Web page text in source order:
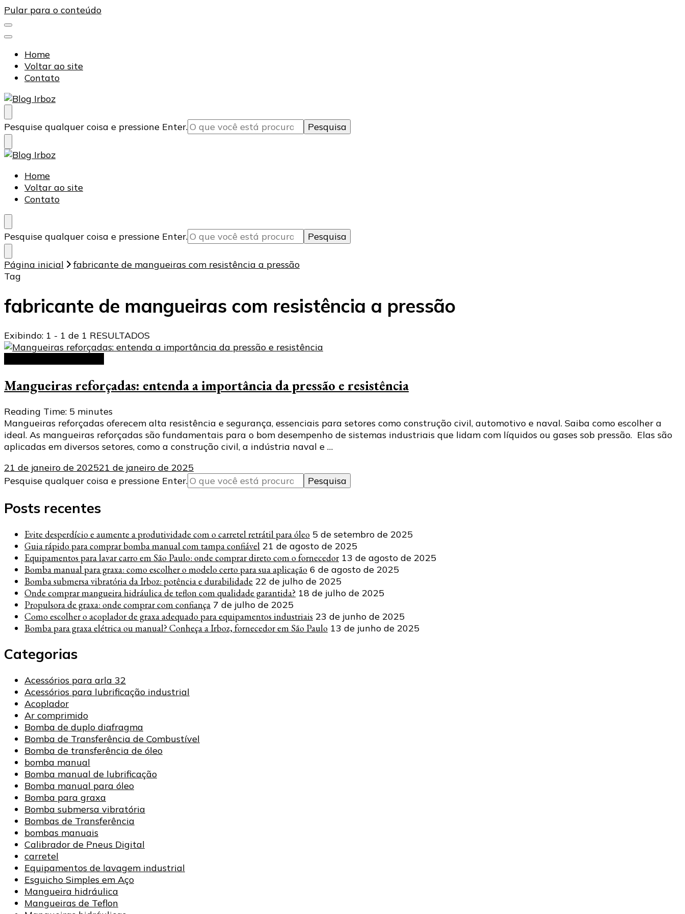
Pular para o conteúdo
Home
Voltar ao site
Contato
Blog Irboz
Blog de Lubrificação Industrial
Procurando
algo?
Pesquise qualquer coisa e pressione Enter.
Blog Irboz
Blog de Lubrificação Industrial
Home
Voltar ao site
Contato
Procurando
algo?
Pesquise qualquer coisa e pressione Enter.
Página inicial
fabricante de mangueiras com resistência a pressão
Tag
fabricante de mangueiras com resistência a pressão
Exibindo: 1 - 1 de 1 RESULTADOS
Mangueiras reforçadas: entenda a importância da pressão e resistência
Reading Time: 5 minutes
Mangueiras reforçadas oferecem alta resistência e segurança, essenciais para setores como construção civil, automotivo e naval. Saiba como escolher a
ideal. As mangueiras reforçadas são fundamentais para o bom desempenho de sistemas industriais que lidam com líquidos ou gases sob pressão. Elas são
aplicadas em diversos setores, como a construção civil, a indústria naval e …
21 de janeiro de 202521 de janeiro de 2025
Procurando
Pesquise qualquer coisa e pressione Enter.
Posts recentes
Evite desperdício e aumente a produtividade com o carretel retrátil para óleo 5 de setembro de 2025
Guia rápido para comprar bomba manual com tampa confiável 21 de agosto de 2025
Equipamentos para lavar carro em São Paulo: onde comprar direto com o fornecedor 13 de agosto de 2025
Bomba manual para graxa: como escolher o modelo certo para sua aplicação 6 de agosto de 2025
Bomba submersa vibratória da Irboz: potência e durabilidade 22 de julho de 2025
Onde comprar mangueira hidráulica de teflon com qualidade garantida? 18 de julho de 2025
Propulsora de graxa: onde comprar com confiança 7 de julho de 2025
Como escolher o acoplador de graxa adequado para equipamentos industriais 23 de junho de 2025
Bomba para graxa elétrica ou manual? Conheça a Irboz, fornecedor em São Paulo 13 de junho de 2025
Categorias
Acessórios para arla 32
Acessórios para lubrificação industrial
Acoplador
Ar comprimido
Bomba de duplo diafragma
Bomba de Transferência de Combustível
Bomba de transferência de óleo
bomba manual
Bomba manual de lubrificação
Bomba manual para óleo
Bomba para graxa
Bomba submersa vibratória
Bombas de Transferência
bombas manuais
Calibrador de Pneus Digital
carretel
Equipamentos de lavagem industrial
Esguicho Simples em Aço
Mangueira hidráulica
Mangueiras de Teflon